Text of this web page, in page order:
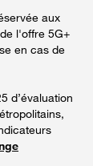
aux
l'offre 5G+
en cas de
d’évaluation